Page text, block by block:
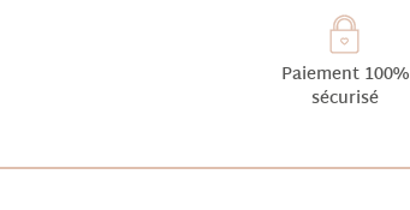
Paiement 100%
sécurisé